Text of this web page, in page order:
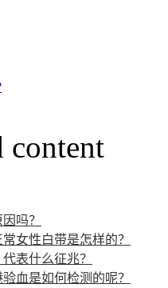
content
吗？
女性白带是怎样的？
表什么征兆？
血是如何检测的呢？